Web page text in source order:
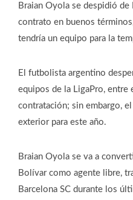
Braian Oyola se despidió de
contrato en buenos
tendría un equipo para la
El futbolista argentino
equipos de la LigaPro, entre
contratación; sin embargo,
exterior para este año.
Braian Oyola se va a
Bolívar como agente libre,
Barcelona SC durante los